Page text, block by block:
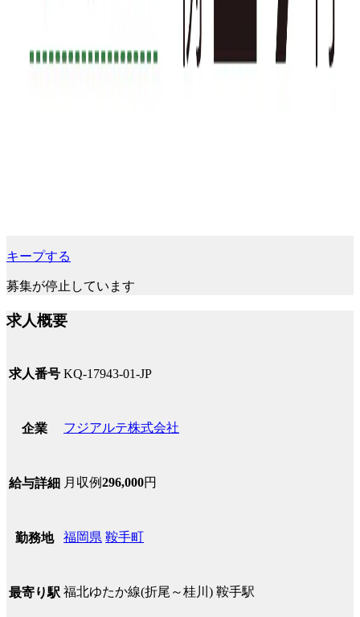
キープする
募集が停止しています
求人概要
求人番号 KQ-17943-01-JP
企業 フジアルテ株式会社
給与詳細 月収例296,000円
勤務地 福岡県 鞍手町
最寄り駅 福北ゆたか線(折尾～桂川) 鞍手駅